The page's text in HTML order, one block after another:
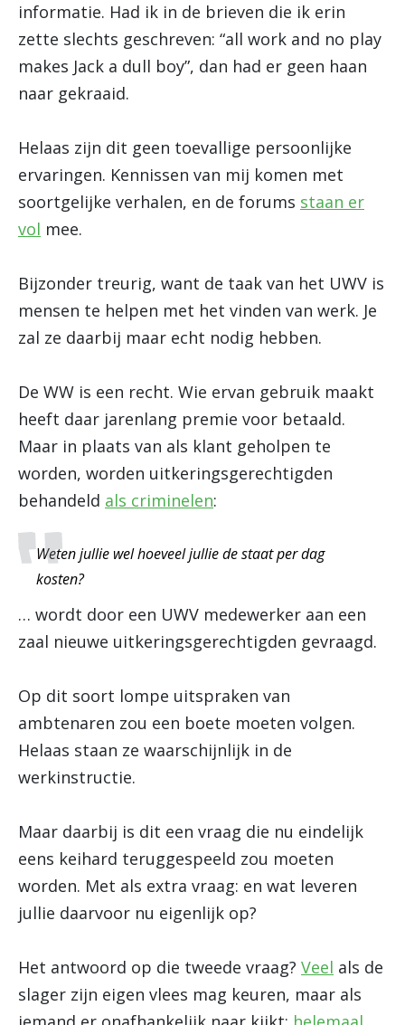
informatie. Had ik in de brieven die ik erin
zette slechts geschreven: “all work and no play
makes Jack a dull boy”, dan had er geen haan
naar gekraaid.
Helaas zijn dit geen toevallige persoonlijke
ervaringen. Kennissen van mij komen met
soortgelijke verhalen, en de forums staan er
vol mee.
Bijzonder treurig, want de taak van het UWV is
mensen te helpen met het vinden van werk. Je
zal ze daarbij maar echt nodig hebben.
De WW is een recht. Wie ervan gebruik maakt
heeft daar jarenlang premie voor betaald.
Maar in plaats van als klant geholpen te
worden, worden uitkeringsgerechtigden
behandeld als criminelen:
Weten jullie wel hoeveel jullie de staat per dag
kosten?
… wordt door een UWV medewerker aan een
zaal nieuwe uitkeringsgerechtigden gevraagd.
Op dit soort lompe uitspraken van
ambtenaren zou een boete moeten volgen.
Helaas staan ze waarschijnlijk in de
werkinstructie.
Maar daarbij is dit een vraag die nu eindelijk
eens keihard teruggespeeld zou moeten
worden. Met als extra vraag: en wat leveren
jullie daarvoor nu eigenlijk op?
Het antwoord op die tweede vraag? Veel als de
slager zijn eigen vlees mag keuren, maar als